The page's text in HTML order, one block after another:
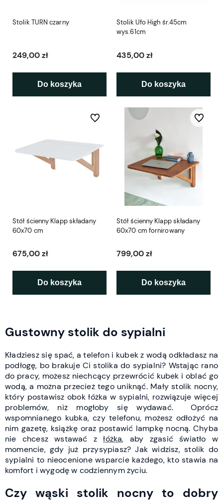
Stolik TURN czarny
249,00 zł
Do koszyka
Stolik Ufo High śr.45cm
wys.61cm
435,00 zł
Do koszyka
Stół ścienny Klapp składany
60x70 cm
675,00 zł
Do koszyka
Do ulubionych
Stół ścienny Klapp składany
60x70 cm fornirowany
799,00 zł
Do koszyka
Do
Gustowny stolik do sypialni
Kładziesz się spać, a telefon i kubek z wodą odkładasz na
podłogę, bo brakuje Ci stolika do sypialni? Wstając rano
do pracy, możesz niechcący przewrócić kubek i oblać go
wodą, a można przecież tego uniknąć. Mały stolik nocny,
który postawisz obok łóżka w sypialni, rozwiązuje więcej
problemów, niż mogłoby się wydawać. Oprócz
wspomnianego kubka, czy telefonu, możesz odłożyć na
nim gazetę, książkę oraz postawić lampkę nocną. Chyba
nie chcesz wstawać złóżka, aby zgasić światło w
momencie, gdy już przysypiasz? Jak widzisz, stolik do
sypialni to nieocenione wsparcie każdego, kto stawia na
komfort i wygodę w codziennym życiu.
Czy wąski stolik nocny to dobry